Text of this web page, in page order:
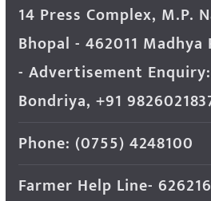
14 Press Complex, M.P.
Bhopal - 462011 Madhya
- Advertisement
Bondriya, +91
Phone: (0755) 4248100
Farmer Help Line-